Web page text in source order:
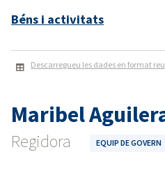
Béns i activitats
Descarregueu les dades en format
Maribel
Regidora EQUIP DE GOVERN